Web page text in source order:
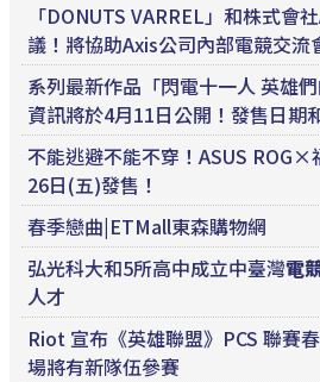
「DONUTS VARREL」和株式會
議！將協助Axis公司內部電競交流
系列最新作品「閃電十一人 英雄
資訊將於4月11日公開！發售日期
不能逃避不能不穿！ASUS ROG×
26日(五)發售！
春季戀曲|ETMall東森購物網
弘光科大和5所高中成立中臺灣電
人才
Riot 宣布《英雄聯盟》PCS 聯賽
場將有新隊伍參賽